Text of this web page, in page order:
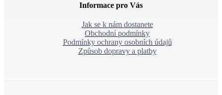
Informace pro Vás
Jak se k nám dostanete
Obchodní podmínky
Podmínky ochrany osobních údajů
Způsob dopravy a platby